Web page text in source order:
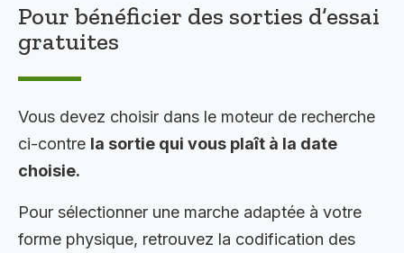
Pour bénéficier des sorties d’essai
gratuites
Vous devez choisir dans le moteur de recherche
ci-contre la sortie qui vous plaît à la date
choisie.
Pour sélectionner une marche adaptée à votre
forme physique, retrouvez la codification des